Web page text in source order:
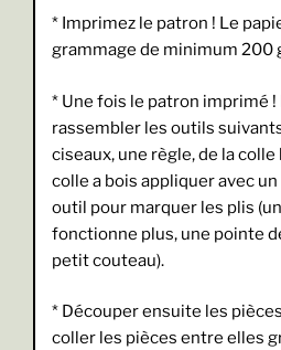
* Imprimez le patron ! Le
grammage de minimum 200
* Une fois le patron imprimé
rassembler les outils
ciseaux, une règle, de la colle
colle a bois appliquer avec
outil pour marquer les plis
fonctionne plus, une pointe
petit couteau).
* Découper ensuite les
coller les pièces entre elles